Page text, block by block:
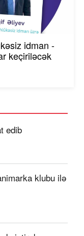
idman -
keçiriləcək
edib
klubu ilə